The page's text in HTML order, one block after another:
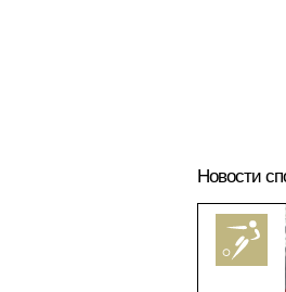
Новости